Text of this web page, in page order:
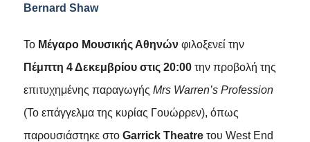
Bernard Shaw
Το Μέγαρο Μουσικής Αθηνώνφιλοξενεί την
Πέμπτη 4 Δεκεμβρίου στις 20:00την προβολή της
επιτυχημένης παραγωγής Mrs Warren’s Profession
(Το επάγγελμα της κυρίας Γουώρρεν), όπως
παρουσιάστηκε στο Garrick Theatreτου West End